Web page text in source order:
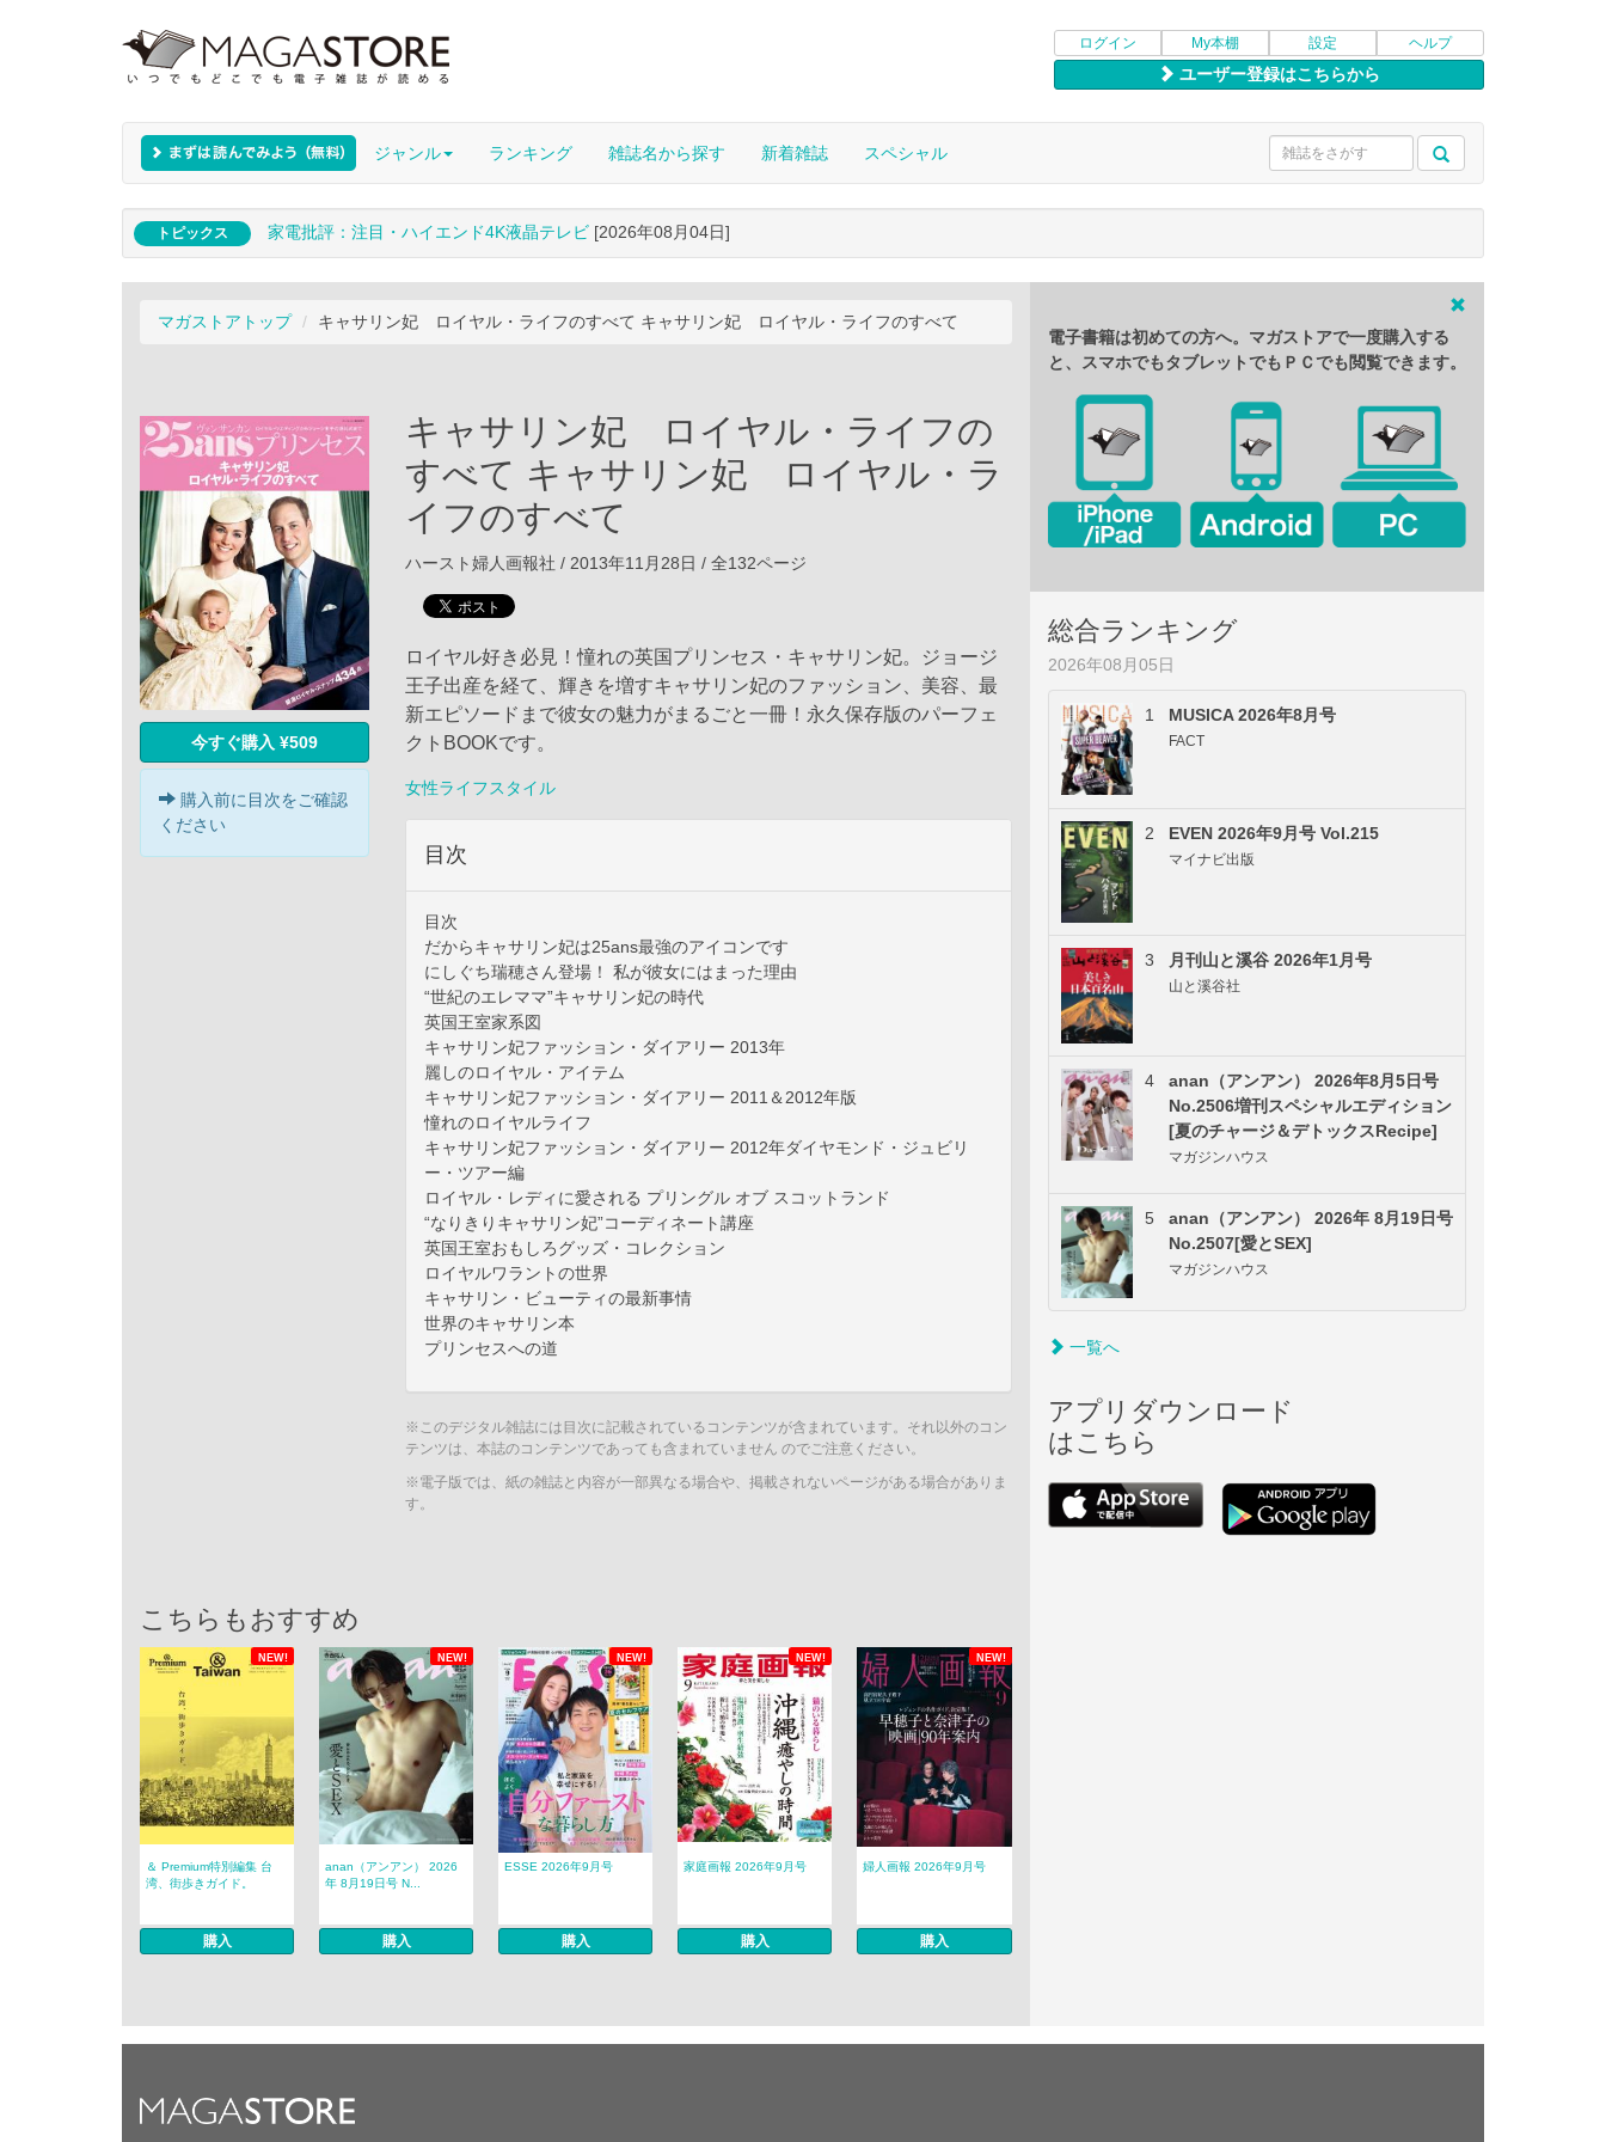
ログイン My本棚 設定 ヘルプ
ユーザー登録はこちらから
ジャンル ランキング 雑誌名から探す 新着雑誌 スペシャル
トピックス 家電批評：注目・ハイエンド4K液晶テレビ [2026年08月04日]
マガストアトップ キャサリン妃 ロイヤル・ライフのすべて キャサリン妃 ロイヤル・ライフのすべて
今すぐ購入 ¥509
購入前に目次をご確認
ください
キャサリン妃 ロイヤル・ライフの
すべて キャサリン妃 ロイヤル・ラ
イフのすべて
ハースト婦人画報社 / 2013年11月28日 / 全132ページ
ロイヤル好き必見！憧れの英国プリンセス・キャサリン妃。ジョージ
王子出産を経て、輝きを増すキャサリン妃のファッション、美容、最
新エピソードまで彼女の魅力がまるごと一冊！永久保存版のパーフェ
クトBOOKです。
女性ライフスタイル
目次
目次
だからキャサリン妃は25ans最強のアイコンです
にしぐち瑞穂さん登場！ 私が彼女にはまった理由
“世紀のエレママ”キャサリン妃の時代
英国王室家系図
キャサリン妃ファッション・ダイアリー 2013年
麗しのロイヤル・アイテム
キャサリン妃ファッション・ダイアリー 2011＆2012年版
憧れのロイヤルライフ
キャサリン妃ファッション・ダイアリー 2012年ダイヤモンド・ジュビリ
ー・ツアー編
ロイヤル・レディに愛される プリングル オブ スコットランド
“なりきりキャサリン妃”コーディネート講座
英国王室おもしろグッズ・コレクション
ロイヤルワラントの世界
キャサリン・ビューティの最新事情
世界のキャサリン本
プリンセスへの道
※このデジタル雑誌には目次に記載されているコンテンツが含まれています。それ以外のコン
テンツは、本誌のコンテンツであっても含まれていません のでご注意ください。
※電子版では、紙の雑誌と内容が一部異なる場合や、掲載されないページがある場合がありま
す。
こちらもおすすめ
NEW! NEW! NEW! NEW! NEW!
＆ Premium特別編集 台
湾、街歩きガイド。
購入
anan（アンアン） 2026
年 8月19日号 N...
購入
ESSE 2026年9月号
購入
家庭画報 2026年9月号
購入
婦人画報 2026年9月号
購入
電子書籍は初めての方へ。マガストアで一度購入する
と、スマホでもタブレットでもＰＣでも閲覧できます。
総合ランキング
2026年08月05日
1 MUSICA 2026年8月号
FACT
2 EVEN 2026年9月号 Vol.215
マイナビ出版
3 月刊山と溪谷 2026年1月号
山と溪谷社
4
anan（アンアン） 2026年8月5日号
No.2506増刊スペシャルエディション
[夏のチャージ＆デトックスRecipe]
マガジンハウス
5
anan（アンアン） 2026年 8月19日号
No.2507[愛とSEX]
マガジンハウス
一覧へ
アプリダウンロード
はこちら